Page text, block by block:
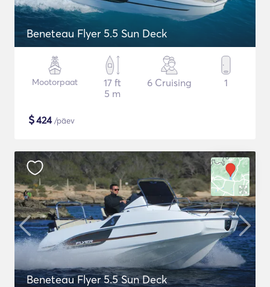
Beneteau Flyer 5.5 Sun Deck
Mootorpaat
17 ft
5 m
6 Cruising 1
$424/päev
Beneteau Flyer 5.5 Sun Deck